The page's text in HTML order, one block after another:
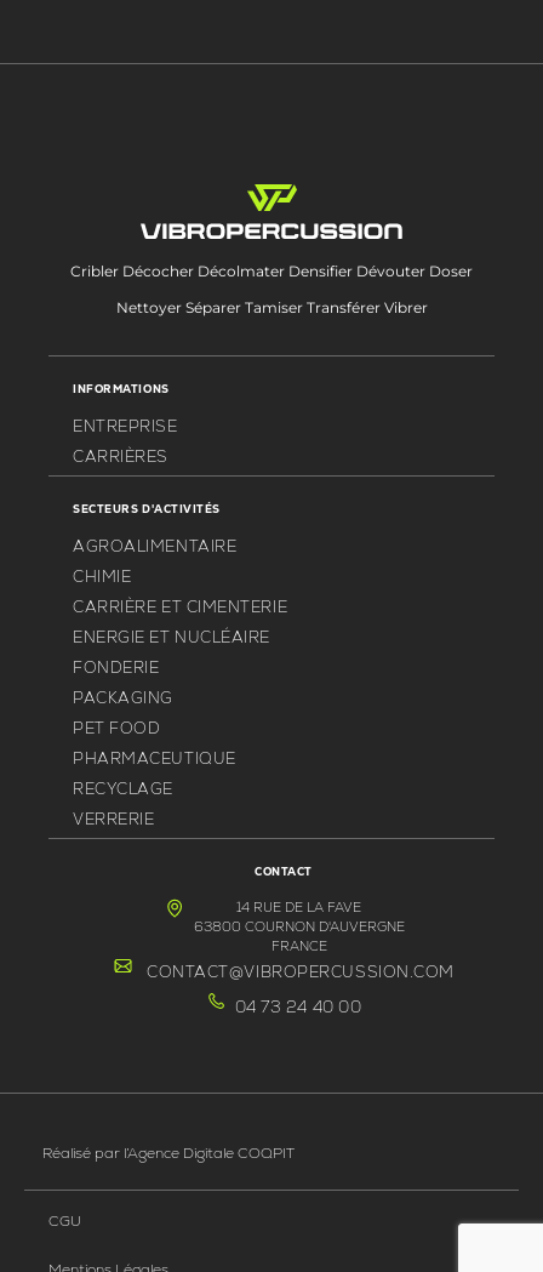
Cribler Décocher Décolmater Densifier Dévouter Doser
Nettoyer Séparer Tamiser Transférer Vibrer
INFORMATIONS
ENTREPRISE
CARRIÈRES
SECTEURS D'ACTIVITÉS
AGROALIMENTAIRE
CHIMIE
CARRIÈRE ET CIMENTERIE
ENERGIE ET NUCLÉAIRE
FONDERIE
PACKAGING
PET FOOD
PHARMACEUTIQUE
RECYCLAGE
VERRERIE
CONTACT
14 RUE DE LA FAVE
63800 COURNON D'AUVERGNE
FRANCE
CONTACT@VIBROPERCUSSION.COM
04 73 24 40 00
Réalisé par l’Agence Digitale COQPIT
CGU